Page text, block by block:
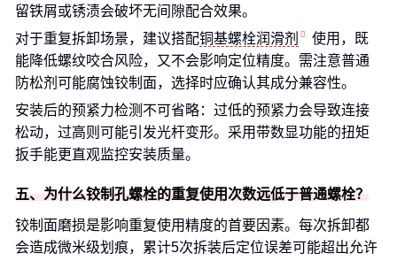
留铁屑或锈渍会破坏无间隙配合效果。
对于重复拆卸场景，建议搭配铜基螺栓润滑剂
使用，既
能降低螺纹咬合风险，又不会影响定位精度。需注意普通
防松剂可能腐蚀铰制面，选择时应确认其成分兼容性。
安装后的预紧力检测不可省略：过低的预紧力会导致连接
松动，过高则可能引发光杆变形。采用带数显功能的扭矩
扳手能更直观监控安装质量。
五、为什么铰制孔螺栓的重复使用次数远低于普通螺栓？
铰制面磨损是影响重复使用精度的首要因素。每次拆卸都
会造成微米级划痕，累计5次拆装后定位误差可能超出允许